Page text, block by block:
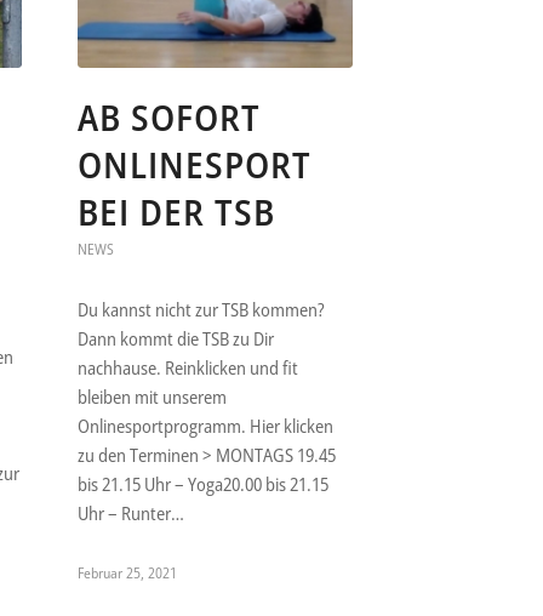
AB SOFORT
ONLINESPORT
BEI DER TSB
NEWS
Du kannst nicht zur TSB kommen?
Dann kommt die TSB zu Dir
nachhause. Reinklicken und fit
bleiben mit unserem
Onlinesportprogramm. Hier klicken
zu den Terminen > MONTAGS 19.45
bis 21.15 Uhr – Yoga20.00 bis 21.15
Uhr – Runter…
Februar 25, 2021